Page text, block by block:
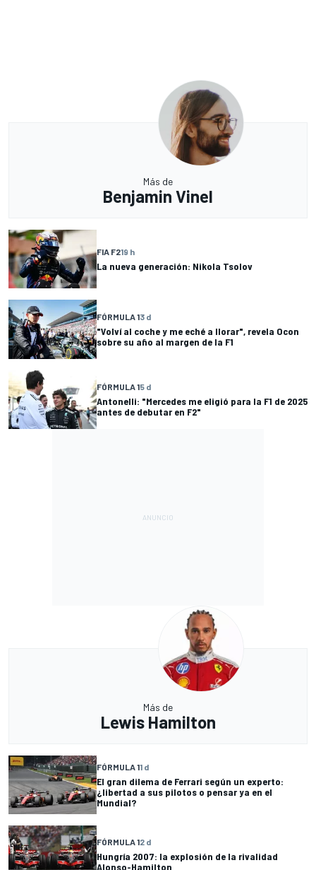
Más de
Benjamin Vinel
FIA F219 h
La nueva generación: Nikola Tsolov
FÓRMULA 13 d
"Volví al coche y me eché a llorar", revela Ocon
sobre su año al margen de la F1
FÓRMULA 15 d
Antonelli: "Mercedes me eligió para la F1 de 2025
antes de debutar en F2"
Más de
Lewis Hamilton
FÓRMULA 11 d
El gran dilema de Ferrari según un experto:
¿libertad a sus pilotos o pensar ya en el
Mundial?
FÓRMULA 12 d
Hungría 2007: la explosión de la rivalidad
Alonso-Hamilton